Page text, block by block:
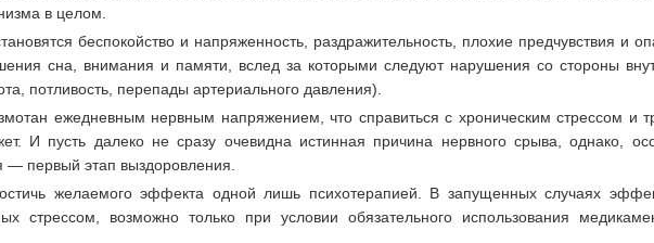
в целом.
беспокойство и напряженность, раздражительность, плохие предчувствия и
сна, внимания и памяти, вслед за которыми следуют нарушения со стороны
потливость, перепады артериального давления).
ежедневным нервным напряжением, что справиться с хроническим стрессом и
И пусть далеко не сразу очевидна истинная причина нервного срыва, однако,
— первый этап выздоровления.
желаемого эффекта одной лишь психотерапией. В запущенных случаях
стрессом, возможно только при условии обязательного использования